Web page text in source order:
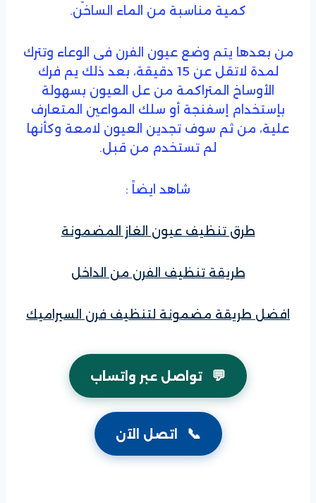
كمية مناسبة من الماء الساخن.
من بعدها يتم وضع عيون الفرن فى الوعاء وتترك
لمدة لاتقل عن 15 دقيقة، بعد ذلك يم فرك
الأوساخ المتراكمة من عل العيون بسهولة
بإستخدام إسفنجة أو سلك المواعين المتعارف
علية، من ثم سوف تجدين العيون لامعة وكأنها
لم تستخدم من قبل.
شاهد ايضاً :
طرق تنظيف عيون الغاز المضمونة
طريقة تنظيف الفرن من الداخل
افضل طريقة مضمونة لتنظيف فرن السيراميك
💬 تواصل عبر واتساب
📞 اتصل الآن